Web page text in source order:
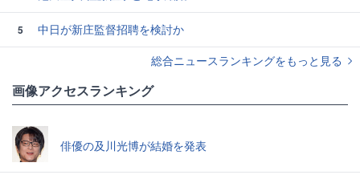
5
中日が新庄監督招聘を検討か
総合ニュースランキングをもっと見る
画像アクセスランキング
俳優の及川光博が結婚を発表